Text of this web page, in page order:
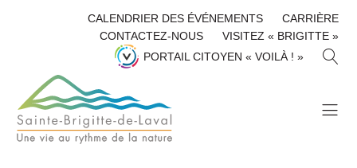
CALENDRIER DES ÉVÉNEMENTS
CARRIÈRE
CONTACTEZ-NOUS
VISITEZ « BRIGITTE »
PORTAIL CITOYEN « VOILÀ ! »
H